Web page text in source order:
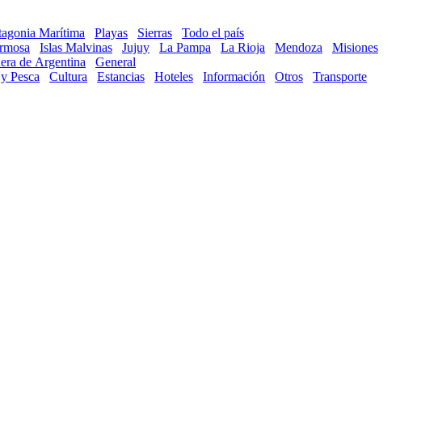
Marítima Playas Sierras
Todo el país
Islas Malvinas Jujuy La Pampa La Rioja Mendoza
Misiones
de Argentina
General
Pesca Cultura Estancias Hoteles Información Otros
Transporte